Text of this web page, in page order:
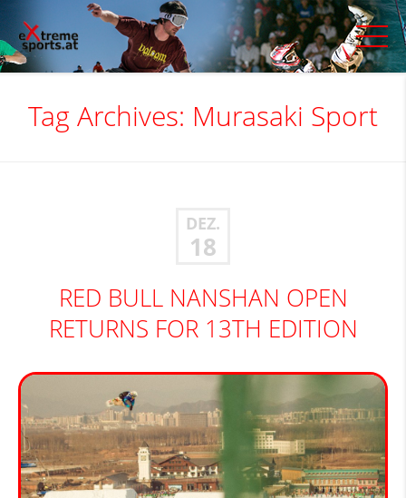
Tag Archives: Murasaki Sport
DEZ.
18
RED BULL NANSHAN OPEN
RETURNS FOR 13TH EDITION